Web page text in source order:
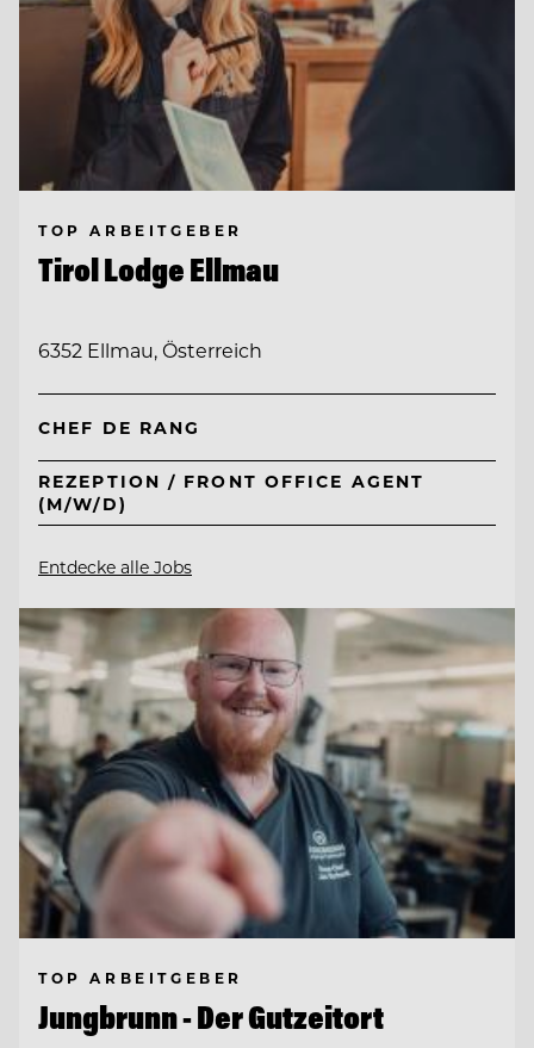
TOP ARBEITGEBER
Tirol Lodge Ellmau
6352 Ellmau, Österreich
CHEF DE RANG
REZEPTION / FRONT OFFICE AGENT
(M/W/D)
Entdecke alle Jobs
TOP ARBEITGEBER
Jungbrunn - Der Gutzeitort